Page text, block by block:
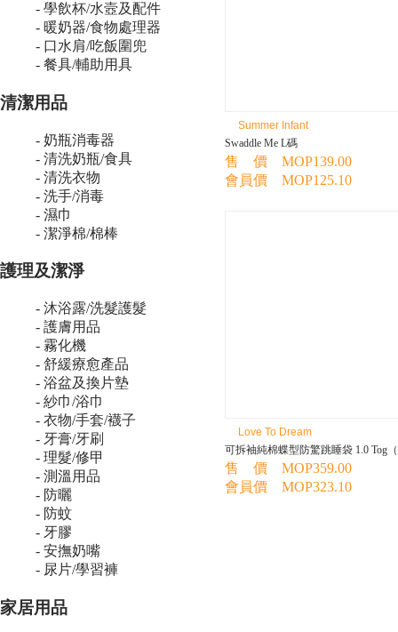
- 學飲杯/水壼及配件
- 暖奶器/食物處理器
- 口水肩/吃飯圍兜
- 餐具/輔助用具
清潔用品
- 奶瓶消毒器
- 清洗奶瓶/食具
- 清洗衣物
- 洗手/消毒
- 濕巾
- 潔淨棉/棉棒
護理及潔淨
- 沐浴露/洗髮護髮
- 護膚用品
- 霧化機
- 舒緩療愈產品
- 浴盆及換片墊
- 紗巾/浴巾
- 衣物/手套/襪子
- 牙膏/牙刷
- 理髮/修甲
- 測溫用品
- 防曬
- 防蚊
- 牙膠
- 安撫奶嘴
- 尿片/學習褲
家居用品
Summer Infant
Swaddle Me L碼
售 價 MOP139.00
會員價 MOP125.10
Love To Dream
可拆袖純棉蝶型防驚跳睡袋 1.0 Tog
售 價 MOP359.00
會員價 MOP323.10